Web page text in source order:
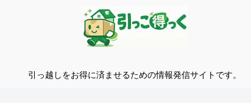
引っ越しをお得に済ませるための情報発信サイトです。